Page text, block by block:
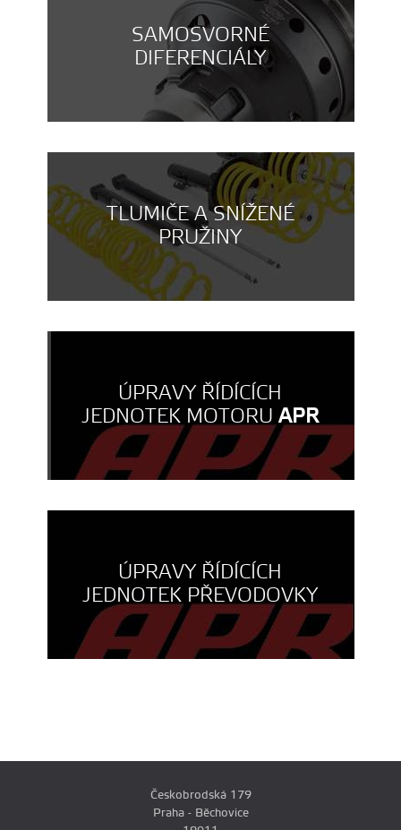
SAMOSVORNÉ
DIFERENCIÁLY
TLUMIČE A SNÍŽENÉ
PRUŽINY
ÚPRAVY ŘÍDÍCÍCH
JEDNOTEK MOTORUAPR
ÚPRAVY ŘÍDÍCÍCH
JEDNOTEK PŘEVODOVKY
Českobrodská 179
Praha - Běchovice